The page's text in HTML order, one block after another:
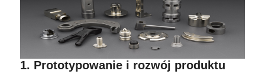
1. Prototypowanie i rozwój produktu
AR
ES
JA